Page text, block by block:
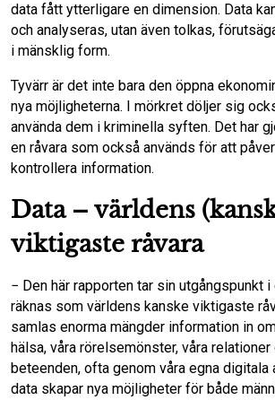
o
data fått ytterligare en dimension. Data
och analyseras, utan även tolkas,
i mänsklig form.
Tyvärr är det inte bara den öppna
nya möjligheterna. I mörkret döljer sig
använda dem i kriminella syften. Det har
en råvara som också används för att
kontrollera information.
Data – världens
viktigaste råvara
− Den här rapporten tar sin utgångspunkt
räknas som världens kanske viktigaste
samlas enorma mängder information in
hälsa, våra rörelsemönster, våra relationer
beteenden, ofta genom våra egna
data skapar nya möjligheter för både